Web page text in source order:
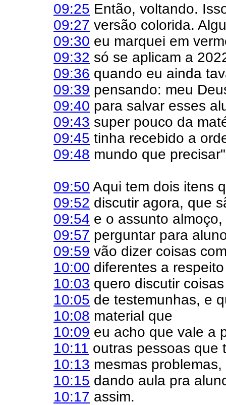
09:25 Então, voltando.
09:27 versão colorida.
09:30 eu marquei em
09:32 só se aplicam a
09:36 quando eu ainda
09:39 pensando: meu
09:40 para salvar esses
09:43 super pouco da
09:45 tinha recebido a
09:48 mundo que
09:50 Aqui tem dois itens
09:52 discutir agora, que
09:54 e o assunto
09:57 perguntar para
09:59 vão dizer coisas
10:00 diferentes a
10:03 quero discutir
10:05 de testemunhas, e
10:08 material que
10:09 eu acho que vale a
10:11 outras pessoas que
10:13 mesmas
10:15 dando aula pra
10:17 assim.